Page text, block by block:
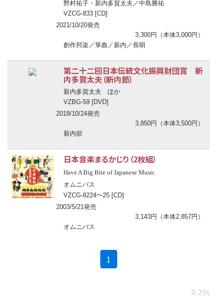
野村祐子・新内多賀太夫／中島勝祐
VZCG-833 [CD]
2021/10/20発売
3,300円（本体3,000円）
創作邦楽／箏曲／新内／長唄
第二十二回日本伝統文化振興財団賞 新
内多賀太夫（新内節）
新内多賀太夫 ほか
VZBG-59 [DVD]
2018/10/24発売
3,850円（本体3,500円）
新内節
日本音楽まるかじり（2枚組）
Have A Big Bite of Japanese Music
オムニバス
VZCG-8224〜25 [CD]
2003/5/21発売
3,143円（本体2,857円）
オムニバス
1
0.29s